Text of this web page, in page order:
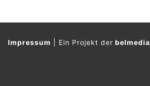
Impressum Ein Projekt derbelmedia